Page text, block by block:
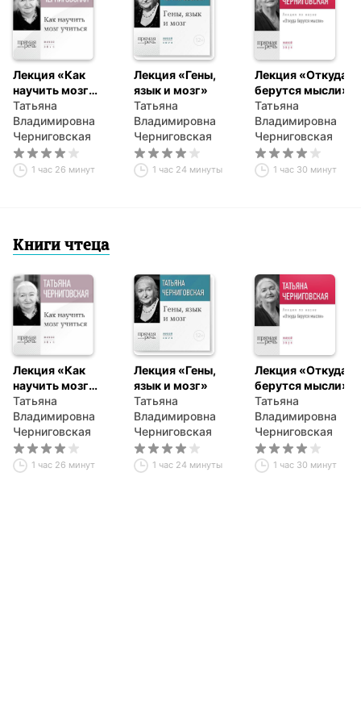
Лекция «Как
научить мозг
учиться»
Татьяна
Владимировна
Черниговская
1 час 26 минут
Лекция «Гены,
язык и мозг»
Татьяна
Владимировна
Черниговская
1 час 24 минуты
Лекция «Откуда
берутся мысли»
Татьяна
Владимировна
Черниговская
1 час 30 минут
Книги чтеца
Лекция «Как
научить мозг
учиться»
Татьяна
Владимировна
Черниговская
1 час 26 минут
Лекция «Гены,
язык и мозг»
Татьяна
Владимировна
Черниговская
1 час 24 минуты
Лекция «Откуда
берутся мысли»
Татьяна
Владимировна
Черниговская
1 час 30 минут